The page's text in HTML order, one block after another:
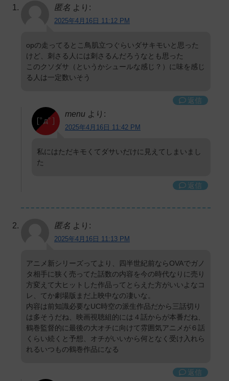
匿名 より:
2025年4月16日 11:12 PM
opの走ってるとこ鳥肌立つぐらいダサキモいと思った
けど、刺さる人には刺さるんだろうなとも思った
このクソダサ（というかシュールな感じ？）に味を感じ
る人は一定数いそう
返信
menu より:
2025年4月16日 11:42 PM
私にはただキモくてダサいだけに見えてしまいまし
た
返信
匿名 より:
2025年4月16日 11:13 PM
アニメ新シリーズってより、四半世紀前ならOVAでガノ
タ相手に狭く売ってた話数の内容を今の時代なりに売り
方変えて大ヒットした作品ってとらえた方がいいよなコ
レ、てか劇場版まだ上映中なの凄いな。
内容は前知識必要なUC時空の派生作品だから三話切り
は多そうだね、映画視聴組的には４話からが本番だね、
鶴巻監督的に最後の大オチに向けて雰囲気アニメが６話
くらい続くと予想、オチがいいから何となく受け入れら
れるいつもの鶴巻作品になる
返信